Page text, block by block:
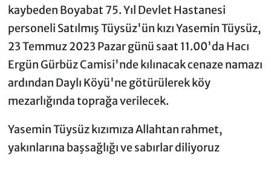
kaybeden Boyabat 75. Yıl Devlet Hastanesi
personeli Satılmış Tüysüz'ün kızı Yasemin Tüysüz,
23 Temmuz 2023 Pazar günü saat 11.00'da Hacı
Ergün Gürbüz Camisi'nde kılınacak cenaze namazı
ardından Daylı Köyü'ne götürülerek köy
mezarlığında toprağa verilecek.
Yasemin Tüysüz kızımıza Allahtan rahmet,
yakınlarına başsağlığı ve sabırlar diliyoruz